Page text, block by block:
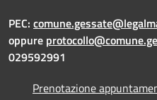
PEC:
oppure
029592991
Prenotazione